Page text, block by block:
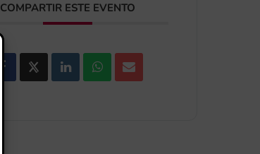
COMPARTIR ESTE EVENTO